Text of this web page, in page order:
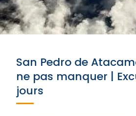
San Pedro de
ne pas manquer |
jours